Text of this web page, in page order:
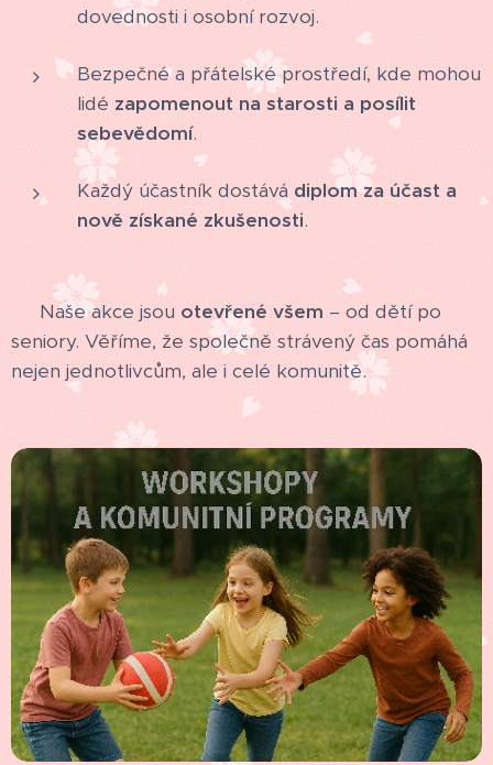
dovednosti i osobní rozvoj.
Bezpečné a přátelské prostředí, kde mohou
lidé zapomenout na starosti a posílit
sebevědomí.
Každý účastník dostává diplom za účast a
nově získané zkušenosti.
💛 Naše akce jsou otevřené všem – od dětí po
seniory. Věříme, že společně strávený čas pomáhá
nejen jednotlivcům, ale i celé komunitě.